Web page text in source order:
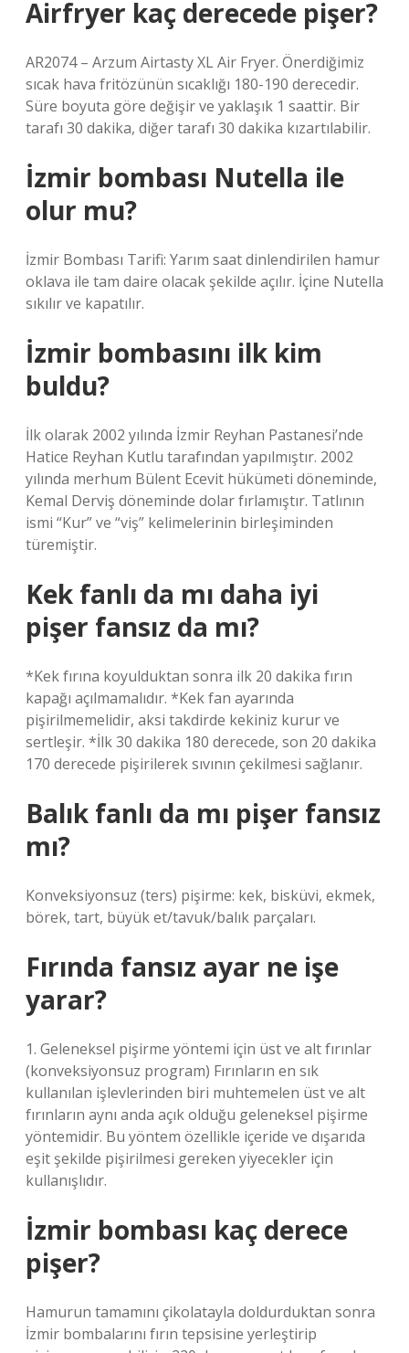
Airfryer kaç derecede pişer?
AR2074 – Arzum Airtasty XL Air Fryer. Önerdiğimiz
sıcak hava fritözünün sıcaklığı 180-190 derecedir.
Süre boyuta göre değişir ve yaklaşık 1 saattir. Bir
tarafı 30 dakika, diğer tarafı 30 dakika kızartılabilir.
İzmir bombası Nutella ile
olur mu?
İzmir Bombası Tarifi: Yarım saat dinlendirilen hamur
oklava ile tam daire olacak şekilde açılır. İçine Nutella
sıkılır ve kapatılır.
İzmir bombasını ilk kim
buldu?
İlk olarak 2002 yılında İzmir Reyhan Pastanesi’nde
Hatice Reyhan Kutlu tarafından yapılmıştır. 2002
yılında merhum Bülent Ecevit hükümeti döneminde,
Kemal Derviş döneminde dolar fırlamıştır. Tatlının
ismi “Kur” ve “viş” kelimelerinin birleşiminden
türemiştir.
Kek fanlı da mı daha iyi
pişer fansız da mı?
*Kek fırına koyulduktan sonra ilk 20 dakika fırın
kapağı açılmamalıdır. *Kek fan ayarında
pişirilmemelidir, aksi takdirde kekiniz kurur ve
sertleşir. *İlk 30 dakika 180 derecede, son 20 dakika
170 derecede pişirilerek sıvının çekilmesi sağlanır.
Balık fanlı da mı pişer fansız
mı?
Konveksiyonsuz (ters) pişirme: kek, bisküvi, ekmek,
börek, tart, büyük et/tavuk/balık parçaları.
Fırında fansız ayar ne işe
yarar?
1. Geleneksel pişirme yöntemi için üst ve alt fırınlar
(konveksiyonsuz program) Fırınların en sık
kullanılan işlevlerinden biri muhtemelen üst ve alt
fırınların aynı anda açık olduğu geleneksel pişirme
yöntemidir. Bu yöntem özellikle içeride ve dışarıda
eşit şekilde pişirilmesi gereken yiyecekler için
kullanışlıdır.
İzmir bombası kaç derece
pişer?
Hamurun tamamını çikolatayla doldurduktan sonra
İzmir bombalarını fırın tepsisine yerleştirip